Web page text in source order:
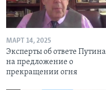
МАРТ 14, 2025
Эксперты об ответе Путина
на предложение о
прекращении огня